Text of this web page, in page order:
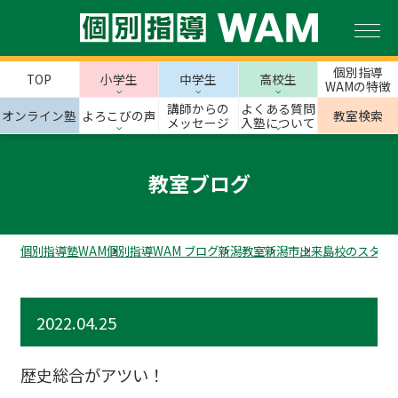
TOP 小学生 中学生 高校生
個別指導
WAMの特徴
オンライン塾 よろこびの声
講師からの
メッセージ
よくある質問
入塾について
教室検索
教室ブログ
個別指導塾WAM個別指導WAM ブログ新潟教室新潟市出来島校のスタッ
2022.04.25
歴史総合がアツい！